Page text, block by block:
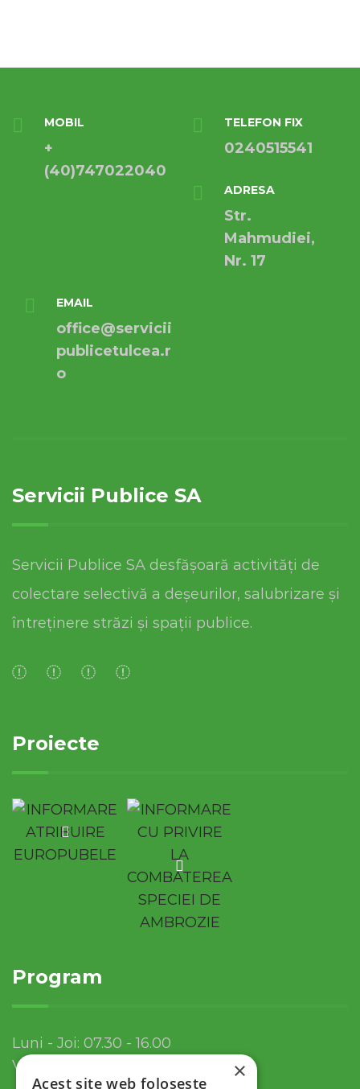
MOBIL
+
(40)747022040
TELEFON FIX
0240515541
ADRESA
Str.
Mahmudiei,
Nr. 17
EMAIL
office@servicii
publicetulcea.r
o
Servicii Publice SA
Servicii Publice SA desfășoară activități de
colectare selectivă a deșeurilor, salubrizare și
întreținere străzi și spații publice.
Proiecte
Program
Luni - Joi: 07.30 - 16.00
Vineri: 07.30 - 13.30
×
Acest site web folosește